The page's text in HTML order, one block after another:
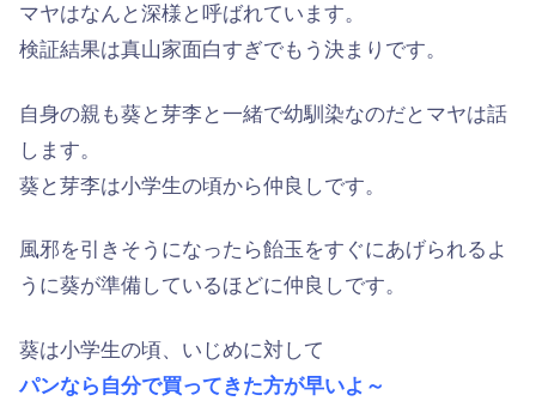
マヤはなんと深様と呼ばれています。
検証結果は真山家面白すぎでもう決まりです。
自身の親も葵と芽李と一緒で幼馴染なのだとマヤは話
します。
葵と芽李は小学生の頃から仲良しです。
風邪を引きそうになったら飴玉をすぐにあげられるよ
うに葵が準備しているほどに仲良しです。
葵は小学生の頃、いじめに対して
パンなら自分で買ってきた方が早いよ～